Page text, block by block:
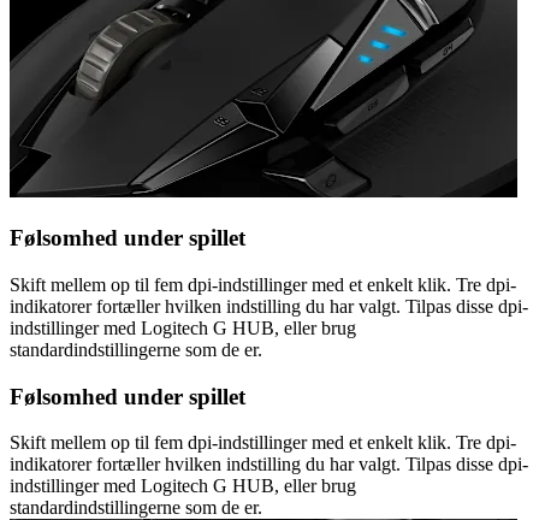
Følsomhed under spillet
Skift mellem op til fem dpi-indstillinger med et enkelt klik. Tre dpi-
indikatorer fortæller hvilken indstilling du har valgt. Tilpas disse dpi-
indstillinger med Logitech G HUB, eller brug
standardindstillingerne som de er.
Følsomhed under spillet
Skift mellem op til fem dpi-indstillinger med et enkelt klik. Tre dpi-
indikatorer fortæller hvilken indstilling du har valgt. Tilpas disse dpi-
indstillinger med Logitech G HUB, eller brug
standardindstillingerne som de er.